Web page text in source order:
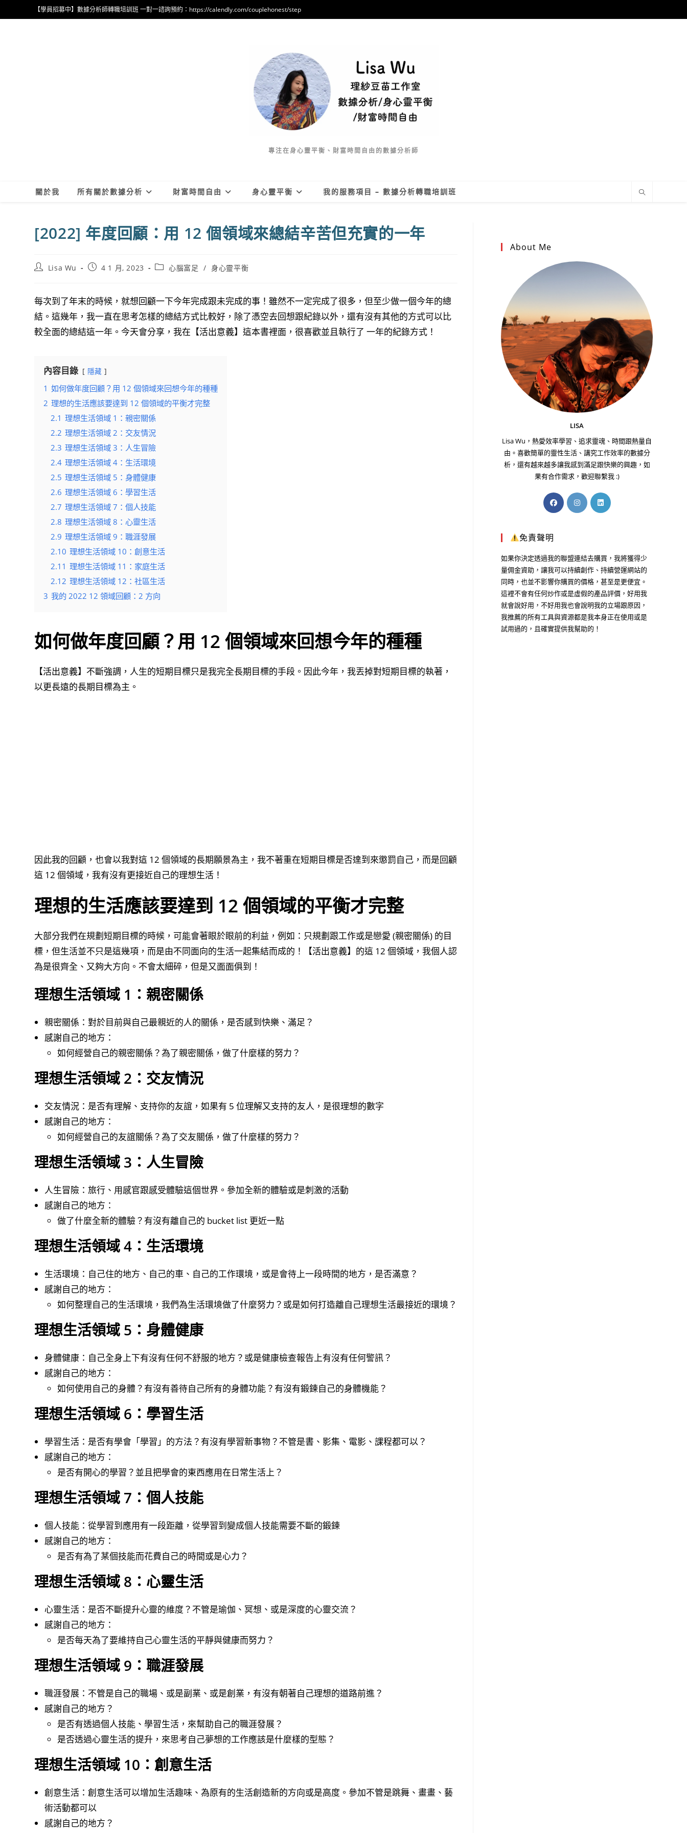
to
【學員招募中】數據分析師轉職培訓班 一對一諮詢預約：https://calendly.com/couplehonest/step
專注在身心靈平衡、財富時間自由的數據分析師
關於我 所有關於數據分析 財富時間自由 身心靈平衡 我的服務項目 – 數據分析轉職培訓班
[2022] 年度回顧：用 12 個領域來總結辛苦但充實的一年
PostLisa Wu
Post4 1 月, 2023
Post心腦富足 / 身心靈平衡
每次到了年末的時候，就想回顧一下今年完成跟未完成的事！雖然不一定完成了很多，但至少做一個今年的總
結。這幾年，我一直在思考怎樣的總結方式比較好，除了憑空去回想跟紀錄以外，還有沒有其他的方式可以比
較全面的總結這一年。今天會分享，我在【活出意義】這本書裡面，很喜歡並且執行了 一年的紀錄方式！
內容目錄 隱藏
1 如何做年度回顧？用 12 個領域來回想今年的種種
2 理想的生活應該要達到 12 個領域的平衡才完整
2.1 理想生活領域 1：親密關係
2.2 理想生活領域 2：交友情況
2.3 理想生活領域 3：人生冒險
2.4 理想生活領域 4：生活環境
2.5 理想生活領域 5：身體健康
2.6 理想生活領域 6：學習生活
2.7 理想生活領域 7：個人技能
2.8 理想生活領域 8：心靈生活
2.9 理想生活領域 9：職涯發展
2.10 理想生活領域 10：創意生活
2.11 理想生活領域 11：家庭生活
2.12 理想生活領域 12：社區生活
3 我的 2022 12 領域回顧：2 方向
如何做年度回顧？用 12 個領域來回想今年的種種
【活出意義】不斷強調，人生的短期目標只是我完全長期目標的手段。因此今年，我丟掉對短期目標的執著，
以更長遠的長期目標為主。
因此我的回顧，也會以我對這 12 個領域的長期願景為主，我不著重在短期目標是否達到來懲罰自己，而是回顧
這 12 個領域，我有沒有更接近自己的理想生活！
理想的生活應該要達到 12 個領域的平衡才完整
大部分我們在規劃短期目標的時候，可能會著眼於眼前的利益，例如：只規劃跟工作或是戀愛 (親密關係) 的目
標，但生活並不只是這幾項，而是由不同面向的生活一起集結而成的！【活出意義】的這 12 個領域，我個人認
為是很齊全、又夠大方向。不會太細碎，但是又面面俱到！
理想生活領域 1：親密關係
親密關係：對於目前與自己最親近的人的關係，是否感到快樂、滿足？
感謝自己的地方：
如何經營自己的親密關係？為了親密關係，做了什麼樣的努力？
理想生活領域 2：交友情況
交友情況：是否有理解、支持你的友誼，如果有 5 位理解又支持的友人，是很理想的數字
感謝自己的地方：
如何經營自己的友誼關係？為了交友關係，做了什麼樣的努力？
理想生活領域 3：人生冒險
人生冒險：旅行、用感官跟感受體驗這個世界。參加全新的體驗或是刺激的活動
感謝自己的地方：
做了什麼全新的體驗？有沒有離自己的 bucket list 更近一點
理想生活領域 4：生活環境
生活環境：自己住的地方、自己的車、自己的工作環境，或是會待上一段時間的地方，是否滿意？
感謝自己的地方：
如何整理自己的生活環境，我們為生活環境做了什麼努力？或是如何打造離自己理想生活最接近的環境？
理想生活領域 5：身體健康
身體健康：自己全身上下有沒有任何不舒服的地方？或是健康檢查報告上有沒有任何警訊？
感謝自己的地方：
如何使用自己的身體？有沒有善待自己所有的身體功能？有沒有鍛鍊自己的身體機能？
理想生活領域 6：學習生活
學習生活：是否有學會「學習」的方法？有沒有學習新事物？不管是書、影集、電影、課程都可以？
感謝自己的地方：
是否有開心的學習？並且把學會的東西應用在日常生活上？
理想生活領域 7：個人技能
個人技能：從學習到應用有一段距離，從學習到變成個人技能需要不斷的鍛鍊
感謝自己的地方：
是否有為了某個技能而花費自己的時間或是心力？
理想生活領域 8：心靈生活
心靈生活：是否不斷提升心靈的維度？不管是瑜伽、冥想、或是深度的心靈交流？
感謝自己的地方：
是否每天為了要維持自己心靈生活的平靜與健康而努力？
理想生活領域 9：職涯發展
職涯發展：不管是自己的職場、或是副業、或是創業，有沒有朝著自己理想的道路前進？
感謝自己的地方？
是否有透過個人技能、學習生活，來幫助自己的職涯發展？
是否透過心靈生活的提升，來思考自己夢想的工作應該是什麼樣的型態？
理想生活領域 10：創意生活
創意生活：創意生活可以增加生活趣味、為原有的生活創造新的方向或是高度。參加不管是跳舞、畫畫、藝
術活動都可以
感謝自己的地方？
About Me
LISA
Lisa Wu，熱愛效率學習、追求靈魂、時間跟熱量自
由。喜歡簡單的靈性生活、講究工作效率的數據分
析，還有越來越多讓我感到滿足跟快樂的興趣，如
果有合作需求，歡迎聯繫我 :)
免責聲明
如果你決定透過我的聯盟連結去購買，我將獲得少
量佣金資助，讓我可以持續創作、持續營運網站的
同時，也並不影響你購買的價格，甚至是更便宜。
這裡不會有任何炒作或是虛假的產品評價，好用我
就會說好用，不好用我也會說明我的立場跟原因，
我推薦的所有工具與資源都是我本身正在使用或是
試用過的，且確實提供我幫助的！